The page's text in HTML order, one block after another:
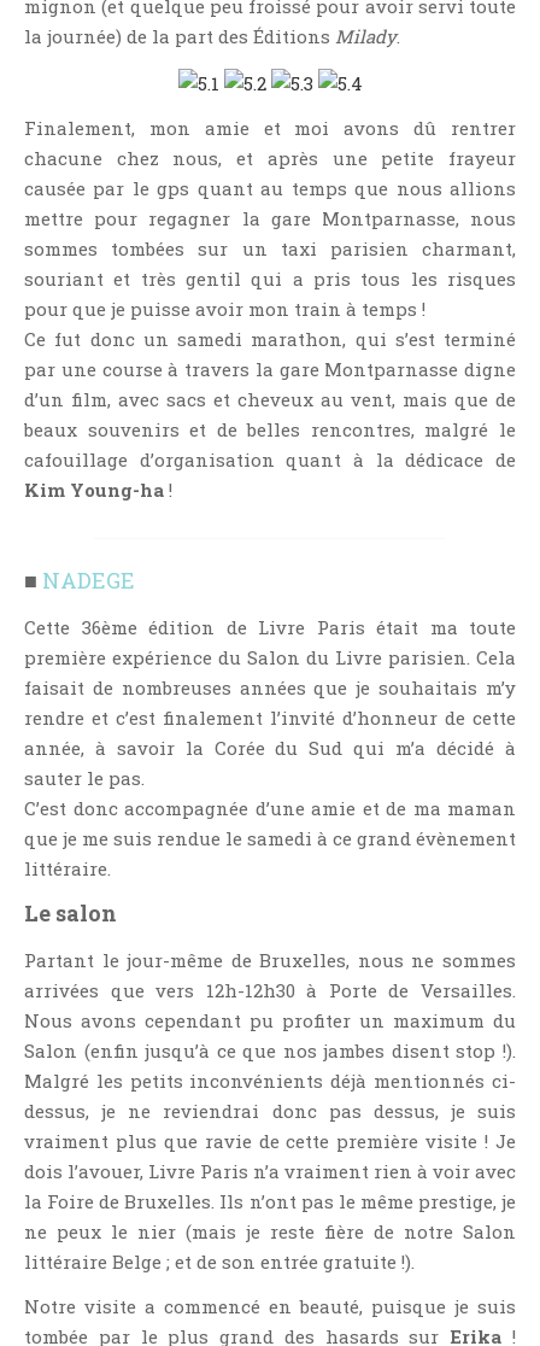
mignon (et quelque peu froissé pour avoir servi toute
la journée) de la part des Éditions Milady.
Finalement, mon amie et moi avons dû rentrer
chacune chez nous, et après une petite frayeur
causée par le gps quant au temps que nous allions
mettre pour regagner la gare Montparnasse, nous
sommes tombées sur un taxi parisien charmant,
souriant et très gentil qui a pris tous les risques
pour que je puisse avoir mon train à temps !
Ce fut donc un samedi marathon, qui s’est terminé
par une course à travers la gare Montparnasse digne
d’un film, avec sacs et cheveux au vent, mais que de
beaux souvenirs et de belles rencontres, malgré le
cafouillage d’organisation quant à la dédicace de
Kim Young-ha !
■ NADEGE
Cette 36ème édition de Livre Paris était ma toute
première expérience du Salon du Livre parisien. Cela
faisait de nombreuses années que je souhaitais m’y
rendre et c’est finalement l’invité d’honneur de cette
année, à savoir la Corée du Sud qui m’a décidé à
sauter le pas.
C’est donc accompagnée d’une amie et de ma maman
que je me suis rendue le samedi à ce grand évènement
littéraire.
Le salon
Partant le jour-même de Bruxelles, nous ne sommes
arrivées que vers 12h-12h30 à Porte de Versailles.
Nous avons cependant pu profiter un maximum du
Salon (enfin jusqu’à ce que nos jambes disent stop !).
Malgré les petits inconvénients déjà mentionnés ci-
dessus, je ne reviendrai donc pas dessus, je suis
vraiment plus que ravie de cette première visite ! Je
dois l’avouer, Livre Paris n’a vraiment rien à voir avec
la Foire de Bruxelles. Ils n’ont pas le même prestige, je
ne peux le nier (mais je reste fière de notre Salon
littéraire Belge ; et de son entrée gratuite !).
Notre visite a commencé en beauté, puisque je suis
tombée par le plus grand des hasards sur Erika !